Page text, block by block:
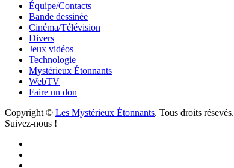
Équipe/Contacts
Bande dessinée
Cinéma/Télévision
Divers
Jeux vidéos
Technologie
Mystérieux Étonnants
WebTV
Faire un don
Copyright © Les Mystérieux Étonnants. Tous droits résevés.
Suivez-nous !